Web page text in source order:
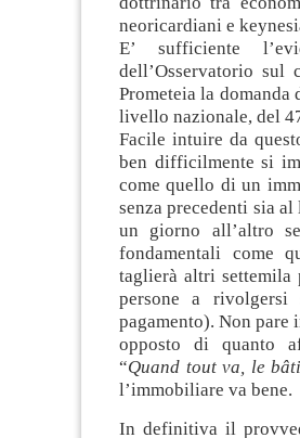
neoricardiani e
E’ sufficiente
dell’Osservatorio
Prometeia la
livello nazionale, del
Facile intuire da
ben difficilmente si
come quello di un
senza precedenti sia
un giorno all’altro
fondamentali come
taglierà altri settemila
persone a
pagamento). Non pare
opposto di quanto
“Quand tout va, le
l’immobiliare va bene.
In definitiva il